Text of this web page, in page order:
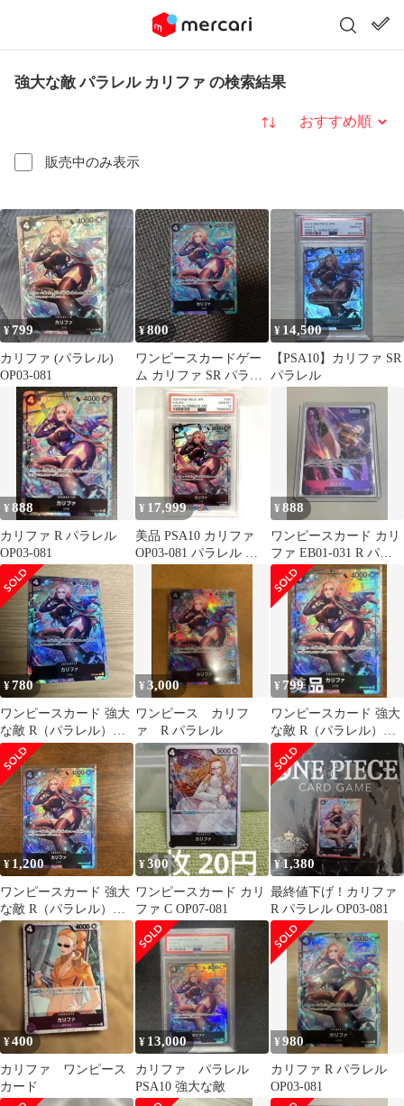
強大な敵 パラレル カリファ の検索結果
販売中のみ表示
並び替え
¥799
カリファ (パラレル)
OP03-081
¥800
ワンピースカードゲー
ム カリファ SR パラレ
¥ 14,500
【PSA10】カリファ SR
パラレル
¥888
カリファ R パラレル
OP03-081
¥ 17,999
美品 PSA10 カリファ
OP03-081 パラレル レ
¥888
ワンピースカード カリ
ファ EB01-031 R パラ
レル
¥780
ワンピースカード 強大
な敵 R（パラレル）カ
リファ OP03-081
¥3,000
ワンピース カリフ
ァ R パラレル
¥ 799
ワンピースカード 強大
な敵 R（パラレル）カ
リファ OP03-081
¥ 1,200
ワンピースカード 強大
な敵 R（パラレル）カ
リファ OP03-081
¥300
ワンピースカード カリ
ファ C OP07-081
¥1,380
最終値下げ！カリファ
R パラレル OP03-081
¥400
カリファ ワンピース
カード
¥ 13,000
カリファ パラレル
PSA10 強大な敵
¥980
カリファ R パラレル
OP03-081